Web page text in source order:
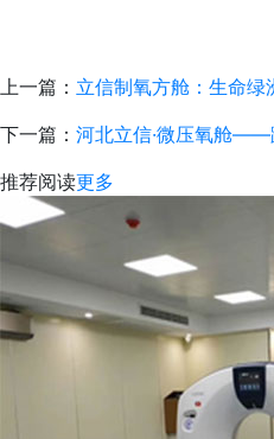
上一篇： 立信制氧方舱：生命绿
下一篇： 河北立信·微压氧舱——
推荐阅读更多